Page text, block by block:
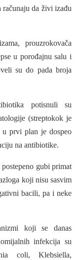
računaju da živi izađu
prouzrokovača
u porođajnu salu i
su do pada broja
potisnuli su
(streptokok je
u prvi plan je dospeo
na antibiotike.
gubi primat
koji nisu sasvim
bacili, pa i neke
koji se danas
infekcija su
coli, Klebsiella,